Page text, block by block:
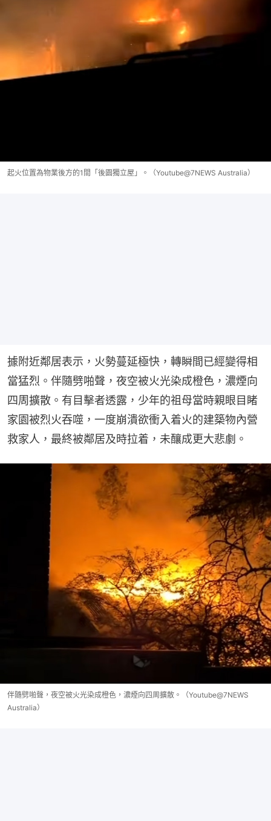
起火位置為物業後方的1間「後園獨立屋」。（Youtube@7NEWS Australia）
據附近鄰居表示，火勢蔓延極快，轉瞬間已經變得相
當猛烈。伴隨劈啪聲，夜空被火光染成橙色，濃煙向
四周擴散。有目擊者透露，少年的祖母當時親眼目睹
家園被烈火吞噬，一度崩潰欲衝入着火的建築物內營
救家人，最終被鄰居及時拉着，未釀成更大悲劇。
伴隨劈啪聲，夜空被火光染成橙色，濃煙向四周擴散。（Youtube@7NEWS
Australia）